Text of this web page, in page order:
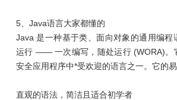
5、Java语言大家都懂的
Java 是一种基于类、面向对象的通用编程
运行 —— 一次编写，随处运行 (WORA)。
安全应用程序中*受欢迎的语言之一。它的
直观的语法，简洁且适合初学者